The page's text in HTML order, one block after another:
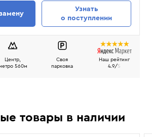
Узнать
о поступлении
Центр,
560м
Своя
парковка
Наш рейтинг
4.9/5
товары в наличии